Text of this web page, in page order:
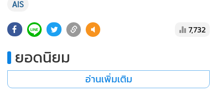
สัญญาณ WiFi ที่เสถียรและครอบคลุมทุกจุดในบ้านอย่างแท้จริง
ไม่ว่าจะเป็นการปรับค่าอัปโหลดสปีด เริ่มต้นที่ 200 Mbps ทุกแพ
กเกจ พร้อมปรับสปีดเน็ตบ้าน เริ่มต้นที่ 200/200 Mbps ในราคา
สุดคุ้ม 599 บาท สำหรับลูกค้าที่มีเบอร์เอไอเอส รายเดือน ลด
พิเศษเพิ่มอีก 10% เหลือเพียง 539 บาท
AIS
7,732
ยอดนิยม
อ่านเพิ่มเติม